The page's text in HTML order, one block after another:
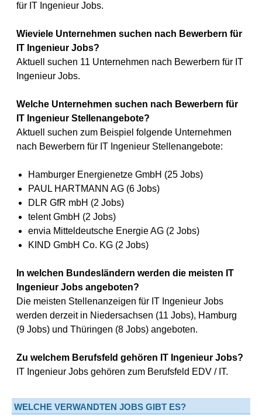
für IT Ingenieur Jobs.
Wieviele Unternehmen suchen nach Bewerbern für
IT Ingenieur Jobs?
Aktuell suchen 11 Unternehmen nach Bewerbern für IT
Ingenieur Jobs.
Welche Unternehmen suchen nach Bewerbern für
IT Ingenieur Stellenangebote?
Aktuell suchen zum Beispiel folgende Unternehmen
nach Bewerbern für IT Ingenieur Stellenangebote:
Hamburger Energienetze GmbH (25 Jobs)
PAUL HARTMANN AG (6 Jobs)
DLR GfR mbH (2 Jobs)
telent GmbH (2 Jobs)
envia Mitteldeutsche Energie AG (2 Jobs)
KIND GmbH Co. KG (2 Jobs)
In welchen Bundesländern werden die meisten IT
Ingenieur Jobs angeboten?
Die meisten Stellenanzeigen für IT Ingenieur Jobs
werden derzeit in Niedersachsen (11 Jobs), Hamburg
(9 Jobs) und Thüringen (8 Jobs) angeboten.
Zu welchem Berufsfeld gehören IT Ingenieur Jobs?
IT Ingenieur Jobs gehören zum Berufsfeld EDV / IT.
WELCHE VERWANDTEN JOBS GIBT ES?